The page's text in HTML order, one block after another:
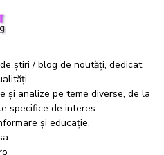
știri / blog de noutăți, dedicat
și analize pe teme diverse, de la
specifice de interes.
și educație.